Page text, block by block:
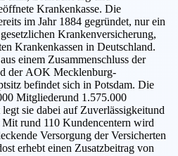
Krankenkasse. Die
im Jahr 1884 gegründet, nur ein
Krankenversicherung,
Krankenkassen in Deutschland.
einem Zusammenschluss der
der AOK Mecklenburg-
befindet sich in Potsdam. Die
Mitgliederund 1.575.000
sie dabei auf Zuverlässigkeitund
rund 110 Kundencentern wird
Versorgung der Versicherten
erhebt einen Zusatzbeitrag von